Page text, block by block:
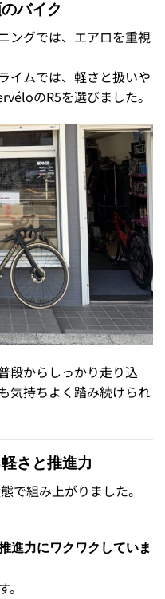
バイク
ングでは、エアロを重視
イムでは、軽さと扱いや
のR5を選びました。
段からしっかり走り込
気持ちよく踏み続けられ
さと推進力
で組み上がりました。
進力にワクワクしていま